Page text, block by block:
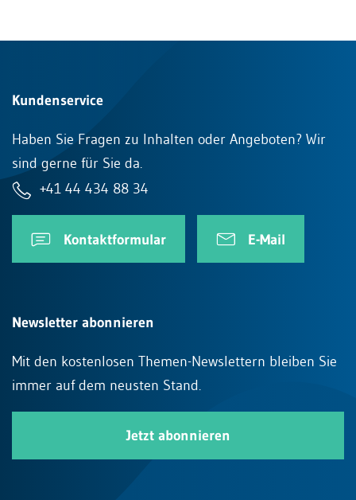
Kundenservice
Haben Sie Fragen zu Inhalten oder Angeboten? Wir
sind gerne für Sie da.
+41 44 434 88 34
Kontaktformular E-Mail
Newsletter abonnieren
Mit den kostenlosen Themen-Newslettern bleiben Sie
immer auf dem neusten Stand.
Jetzt abonnieren